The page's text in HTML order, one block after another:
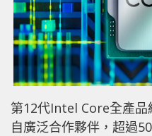
第12代Intel Core全產品
自廣泛合作夥伴，超過